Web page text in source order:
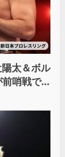
陽太＆ボル
哨戦で